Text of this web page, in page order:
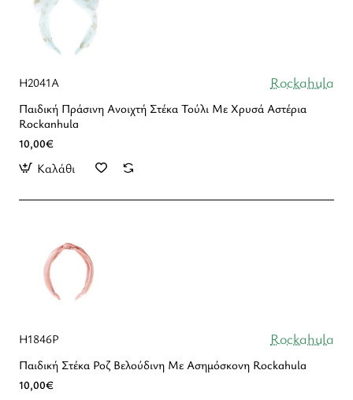
H2041A Rockahula
Παιδική Πράσινη Ανοιχτή Στέκα Τούλι Με Χρυσά Αστέρια
Rockanhula
10,00€
Καλάθι
H1846P Rockahula
Παιδική Στέκα Ροζ Βελούδινη Με Ασημόσκονη Rockahula
10,00€